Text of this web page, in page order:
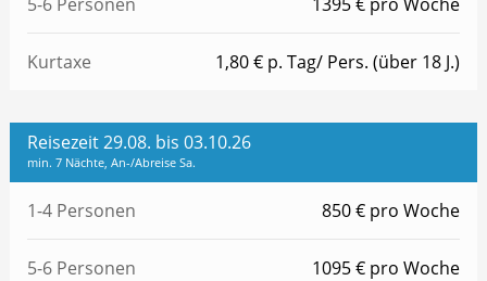
Kurtaxe 1,80 € p. Tag/ Pers. (über 18 J.)
Reisezeit 29.08. bis 03.10.26
min. 7 Nächte, An-/Abreise Sa.
1-4 Personen 850 € pro Woche
5-6 Personen 1095 € pro Woche